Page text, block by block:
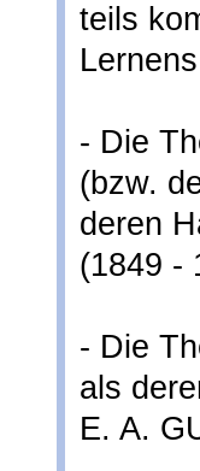
teils
- Die
(bzw.
deren
(1849 -
- Die
als
E. A.